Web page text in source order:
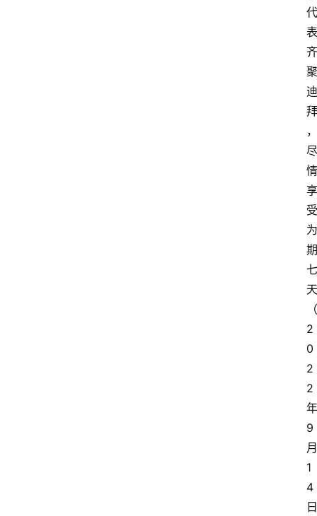
代
表
齐
聚
迪
拜
，
尽
情
享
受
为
期
七
天
（
2
0
2
2
年
9
月
1
4
日